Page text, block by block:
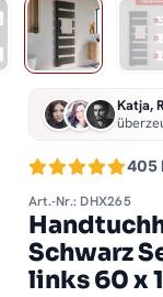
405
Katja,
Art.-Nr.: DHX265
Schwarz
links 60 x